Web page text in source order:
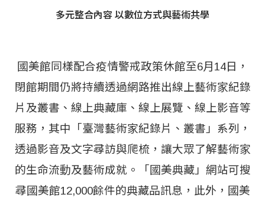
多元整合內容 以數位方式與藝術共學
國美館同樣配合疫情警戒政策休館至6月14日，
閉館期間仍將持續透過網路推出線上藝術家紀錄
片及叢書、線上典藏庫、線上展覽、線上影音等
服務，其中「臺灣藝術家紀錄片、叢書」系列，
透過影音及文字尋訪與爬梳，讓大眾了解藝術家
的生命流動及藝術成就。「國美典藏」網站可搜
尋國美館12,000餘件的典藏品訊息，此外，國美